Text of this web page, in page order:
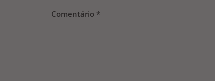
Comentário *